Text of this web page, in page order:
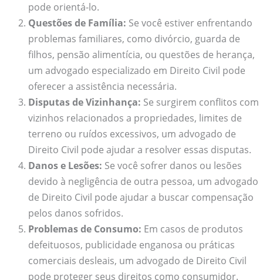
pode orientá-lo.
Questões de Família: Se você estiver enfrentando
problemas familiares, como divórcio, guarda de
filhos, pensão alimentícia, ou questões de herança,
um advogado especializado em Direito Civil pode
oferecer a assistência necessária.
Disputas de Vizinhança: Se surgirem conflitos com
vizinhos relacionados a propriedades, limites de
terreno ou ruídos excessivos, um advogado de
Direito Civil pode ajudar a resolver essas disputas.
Danos e Lesões: Se você sofrer danos ou lesões
devido à negligência de outra pessoa, um advogado
de Direito Civil pode ajudar a buscar compensação
pelos danos sofridos.
Problemas de Consumo: Em casos de produtos
defeituosos, publicidade enganosa ou práticas
comerciais desleais, um advogado de Direito Civil
pode proteger seus direitos como consumidor.